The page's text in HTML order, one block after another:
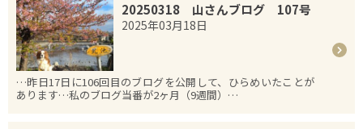
20250318 山さんブログ 107号
2025年03月18日
…昨日17日に106回目のブログを公開して、ひらめいたことが
あります…私のブログ当番が2ヶ月（9週間）…